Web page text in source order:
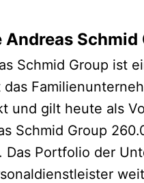
Andreas Schmid
Schmid Group ist
das
und gilt heute als
Schmid Group
Das Portfolio der